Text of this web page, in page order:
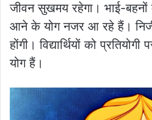
जीवन सुखमय रहेगा। भाई-
आने के योग नजर आ रहे हैं।
होंगी। विद्यार्थियों को
योग हैं।